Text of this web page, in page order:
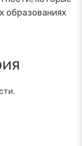
образованиях